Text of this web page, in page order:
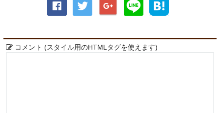
コメント (スタイル用のHTMLタグを使えます)